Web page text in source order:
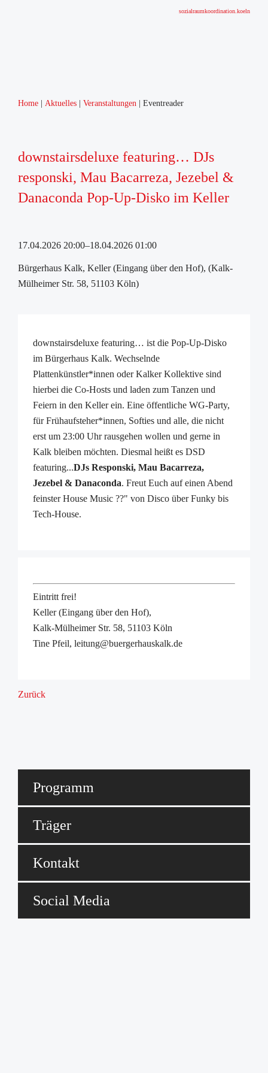
sozialraumkoordination.koeln
Home Aktuelles Veranstaltungen Eventreader
downstairsdeluxe featuring… DJs
responski, Mau Bacarreza, Jezebel &
Danaconda Pop-Up-Disko im Keller
17.04.2026 20:00–18.04.2026 01:00
Bürgerhaus Kalk, Keller (Eingang über den Hof), (Kalk-
Mülheimer Str. 58, 51103 Köln)
downstairsdeluxe featuring… ist die Pop-Up-Disko
im Bürgerhaus Kalk. Wechselnde
Plattenkünstler*innen oder Kalker Kollektive sind
hierbei die Co-Hosts und laden zum Tanzen und
Feiern in den Keller ein. Eine öffentliche WG-Party,
für Frühaufsteher*innen, Softies und alle, die nicht
erst um 23:00 Uhr rausgehen wollen und gerne in
Kalk bleiben möchten. Diesmal heißt es DSD
featuring...DJs Responski, Mau Bacarreza,
Jezebel & Danaconda. Freut Euch auf einen Abend
feinster House Music ??" von Disco über Funky bis
Tech-House.
Eintritt frei!
Keller (Eingang über den Hof),
Kalk-Mülheimer Str. 58, 51103 Köln
Tine Pfeil, leitung@buergerhauskalk.de
Zurück
Programm
Träger
Kontakt
Social Media